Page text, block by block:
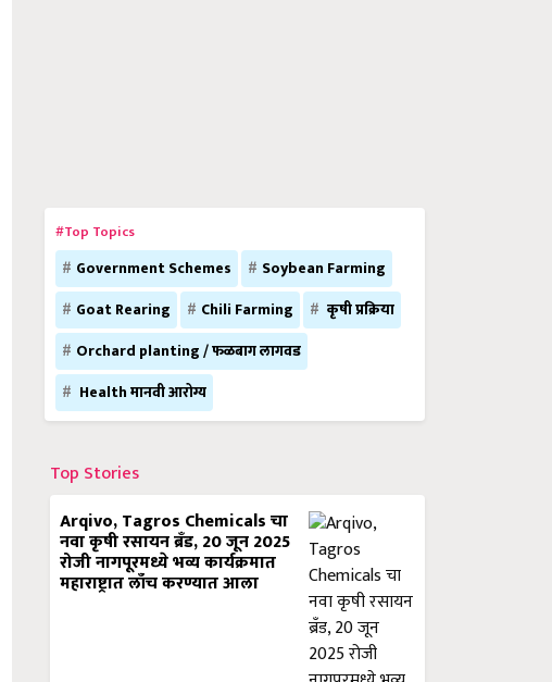
#Top Topics
Government Schemes
Soybean Farming
Goat Rearing
Chili Farming
कृषी प्रक्रिया
Orchard planting / फळबाग लागवड
Health मानवी आरोग्य
Top Stories
Arqivo, Tagros Chemicals चा
नवा कृषी रसायन ब्रँड, 20 जून 2025
रोजी नागपूरमध्ये भव्य कार्यक्रमात
महाराष्ट्रात लाँच करण्यात आला